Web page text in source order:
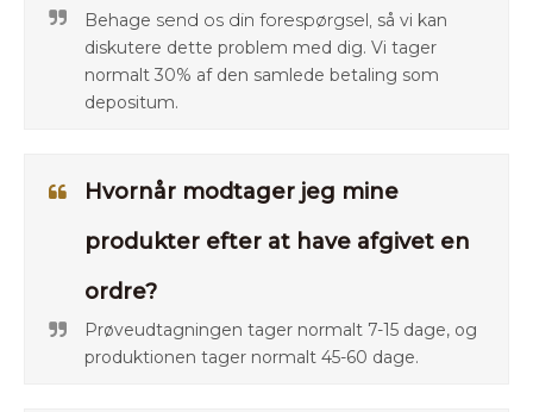
Behage send os din forespørgsel, så vi kan
diskutere dette problem med dig. Vi tager
normalt 30% af den samlede betaling som
depositum.
Hvornår modtager jeg mine
produkter efter at have afgivet en
ordre?
Prøveudtagningen tager normalt 7-15 dage, og
produktionen tager normalt 45-60 dage.